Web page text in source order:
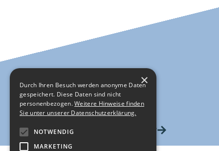
HIER GEHTS ZUM SHOP
×
Durch Ihren Besuch werden anonyme Daten
gespeichert. Diese Daten sind nicht
personenbezogen.Weitere Hinweise finden
Sie unter unserer Datenschutzerklärung.
NOTWENDIG
MARKETING